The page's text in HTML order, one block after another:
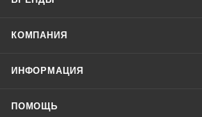
КОМПАНИЯ
ИНФОРМАЦИЯ
ПОМОЩЬ